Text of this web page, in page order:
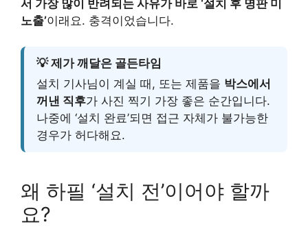
서 가장 많이 반려되는 사유가 바로 ‘설치 후 명판 미
노출’이래요. 충격이었습니다.
💡 제가 깨달은 골든타임
설치 기사님이 계실 때, 또는 제품을 박스에서
꺼낸 직후가 사진 찍기 가장 좋은 순간입니다.
나중에 ‘설치 완료’되면 접근 자체가 불가능한
경우가 허다해요.
왜 하필 ‘설치 전’이어야 할까
요?